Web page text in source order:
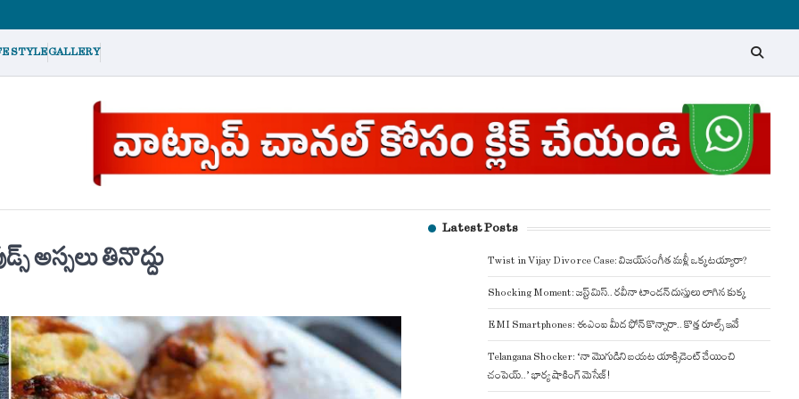
STYLEGALLERY
అస్సలు తినొద్దు
Latest Posts
Twist in Vijay Divorce Case: విజయ్-సంగీత మళ్లీ ఒక్కటయ్యారా?
Shocking Moment: జస్ట్ మిస్.. రవీనా టాండన్ దుస్తులు లాగిన కుక్క
EMI Smartphones: ఈఎంఐ మీద ఫోన్ కొన్నారా.. కొత్త రూల్స్ ఇవే
Telangana Shocker: ‘నా మొగుడిని బయట యాక్సిడెంట్ చేయించి
చంపెయ్..’ భార్య షాకింగ్ మెసేజ్!